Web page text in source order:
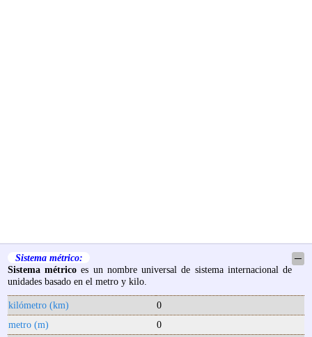
Sistema métrico:
─
Sistema métrico es un nombre universal de sistema internacional de
unidades basado en el metro y kilo.
kilómetro (km)
0
metro (m)
0